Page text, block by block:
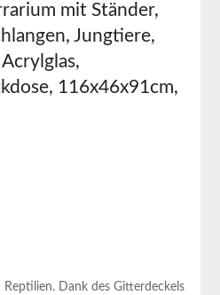
mit Ständer,
⁤Jungtiere,
116x46x91cm,
Dank des Gitterdeckels